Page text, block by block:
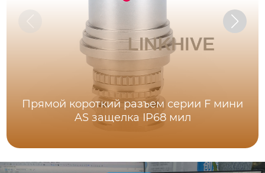
Прямой короткий разъем серии F мини
AS защелка IP68 мил